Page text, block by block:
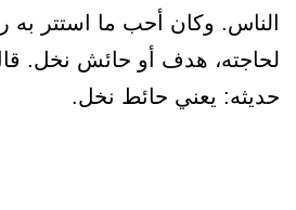
الناس. وكان أحب ما استتر
لحاجته، هدف أو حائش نخل.
حديثه: يعني حائط نخل.